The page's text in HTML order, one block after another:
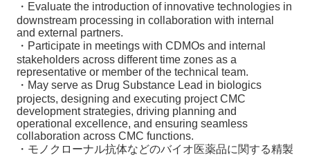
・Evaluate the introduction of innovative technologies in
downstream processing in collaboration with internal
and external partners.
・Participate in meetings with CDMOs and internal
stakeholders across different time zones as a
representative or member of the technical team.
・May serve as Drug Substance Lead in biologics
projects, designing and executing project CMC
development strategies, driving planning and
operational excellence, and ensuring seamless
collaboration across CMC functions.
・モノクローナル抗体などのバイオ医薬品に関する精製